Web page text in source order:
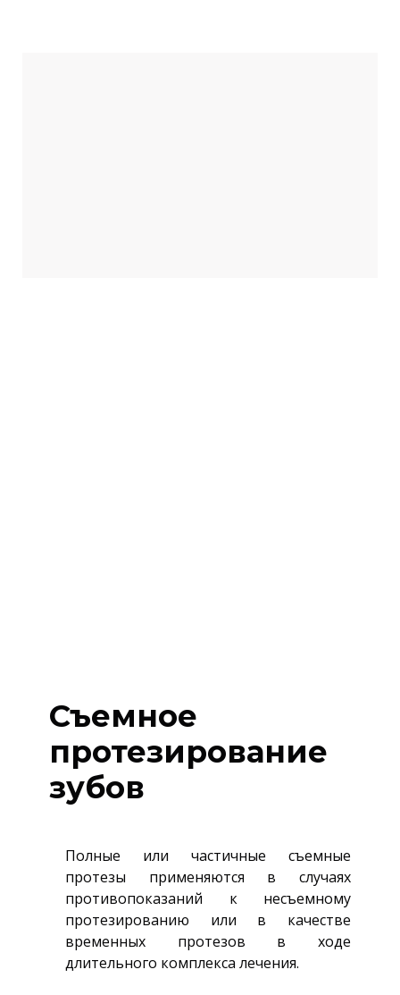
Съемное
протезирование
зубов
Полные или частичные съемные
протезы применяются в случаях
противопоказаний к несъемному
протезированию или в качестве
временных протезов в ходе
длительного комплекса лечения.